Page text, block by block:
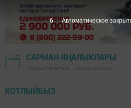
САРМАН ЯҢАЛЫКЛАРЫ
КОТЛЫЙБЫЗ
5 Автоматическое